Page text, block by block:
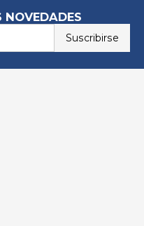
NOVEDADES
Suscribirse